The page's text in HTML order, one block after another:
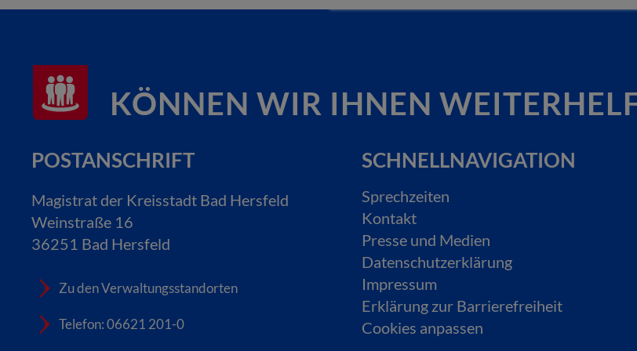
KÖNNEN WIR IHNEN
POSTANSCHRIFT
Magistrat der Kreisstadt Bad Hersfeld
Weinstraße 16
36251 Bad Hersfeld
Zu den Verwaltungsstandorten
Telefon: 06621 201-0
SCHNELLNAVIGATION
Sprechzeiten
Kontakt
Presse und Medien
Datenschutzerklärung
Impressum
Erklärung zur Barrierefreiheit
Cookies anpassen